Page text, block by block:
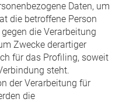
Daten, um
die betroffene Person
die Verarbeitung
Zwecke derartiger
für das Profiling, soweit
steht.
der Verarbeitung für
die